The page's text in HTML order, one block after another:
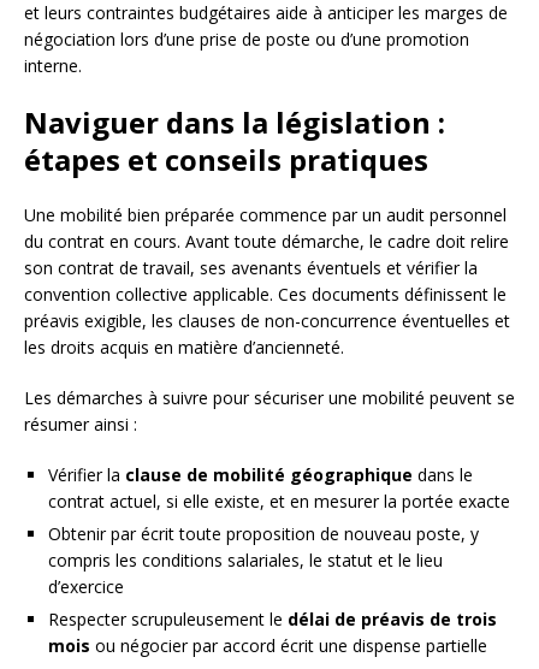
et leurs contraintes budgétaires aide à anticiper les marges de
négociation lors d’une prise de poste ou d’une promotion
interne.
Naviguer dans la législation :
étapes et conseils pratiques
Une mobilité bien préparée commence par un audit personnel
du contrat en cours. Avant toute démarche, le cadre doit relire
son contrat de travail, ses avenants éventuels et vérifier la
convention collective applicable. Ces documents définissent le
préavis exigible, les clauses de non-concurrence éventuelles et
les droits acquis en matière d’ancienneté.
Les démarches à suivre pour sécuriser une mobilité peuvent se
résumer ainsi :
Vérifier la clause de mobilité géographique dans le
contrat actuel, si elle existe, et en mesurer la portée exacte
Obtenir par écrit toute proposition de nouveau poste, y
compris les conditions salariales, le statut et le lieu
d’exercice
Respecter scrupuleusement le délai de préavis de trois
mois ou négocier par accord écrit une dispense partielle